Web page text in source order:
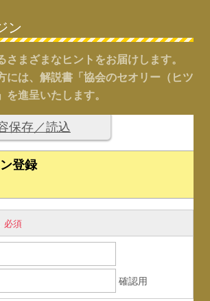
ン
さまざまなヒントをお届けします。
には、解説書「協会のセオリー（ヒツ
進呈いたします。